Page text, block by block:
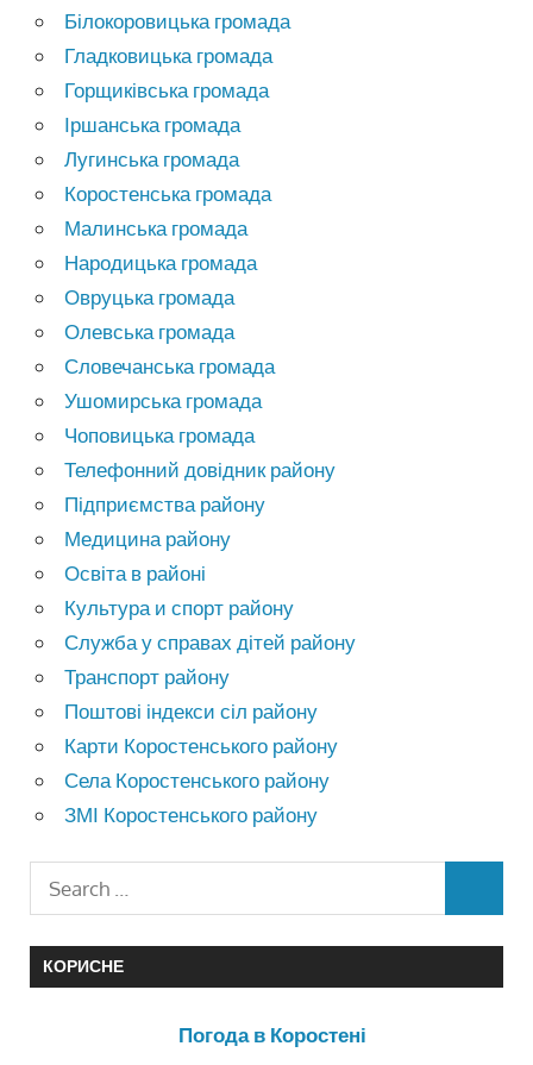
Білокоровицька громада
Гладковицька громада
Горщиківська громада
Іршанська громада
Лугинська громада
Коростенська громада
Малинська громада
Народицька громада
Овруцька громада
Олевська громада
Словечанська громада
Ушомирська громада
Чоповицька громада
Телефонний довідник району
Підприємства району
Медицина району
Освіта в районі
Культура и спорт району
Служба у справах дітей району
Транспорт району
Поштові індекси сіл району
Карти Коростенського району
Села Коростенського району
ЗМІ Коростенського району
КОРИСНЕ
Погода в Коростені